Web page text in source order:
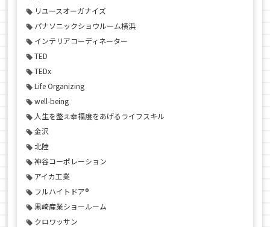
リユースオーガナイズ
パナソニックショウルーム横浜
インテリアコーディネーター
TED
TEDx
Life Organizing
well-being
人生を整え幸福度をあげるライフスキル
金沢
北陸
神谷コーポレーション
アイカ工業
フルハイトドア®
黒崎産業ショールーム
クロワッサン